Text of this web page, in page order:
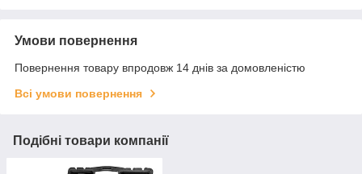
Умови повернення
Повернення товару впродовж 14 днів за домовленістю
Всі умови повернення
Подібні товари компанії